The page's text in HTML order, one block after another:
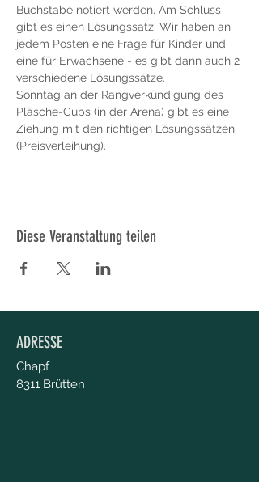
Buchstabe notiert werden. Am Schluss
gibt es einen Lösungssatz. Wir haben an
jedem Posten eine Frage für Kinder und
eine für Erwachsene - es gibt dann auch 2
verschiedene Lösungssätze.
Sonntag an der Rangverkündigung des
Pläsche-Cups (in der Arena) gibt es eine
Ziehung mit den richtigen Lösungssätzen
(Preisverleihung).
Diese Veranstaltung teilen
ADRESSE
Chapf
8311 Brütten